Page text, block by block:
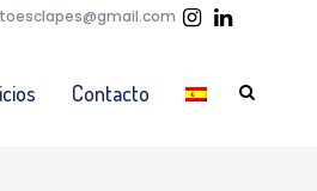
Contacto